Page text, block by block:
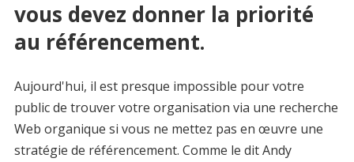
vous devez donner la priorité
au référencement.
Aujourd'hui, il est presque impossible pour votre
public de trouver votre organisation via une recherche
Web organique si vous ne mettez pas en œuvre une
stratégie de référencement. Comme le dit Andy